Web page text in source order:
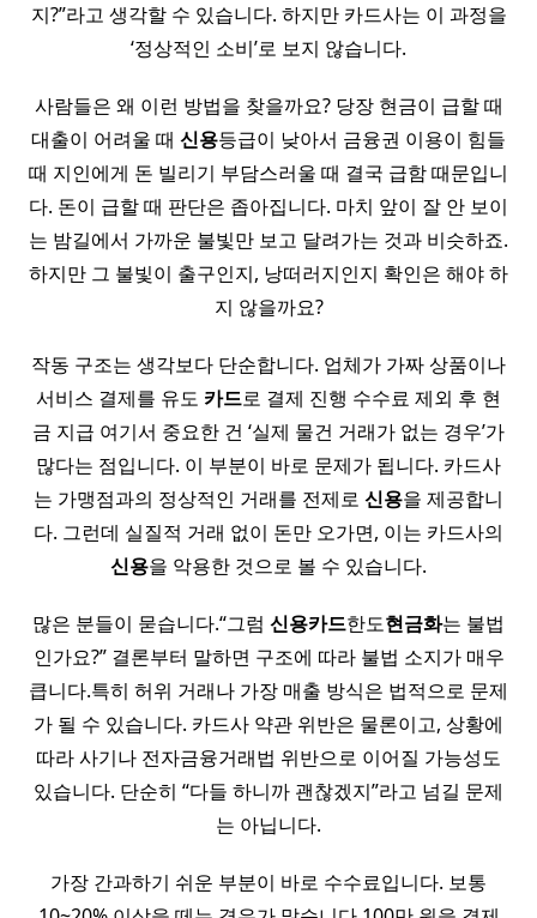
지?”라고 생각할 수 있습니다. 하지만 카드사는 이 과정을
‘정상적인 소비’로 보지 않습니다.
사람들은 왜 이런 방법을 찾을까요? 당장 현금이 급할 때
대출이 어려울 때 신용등급이 낮아서 금융권 이용이 힘들
때 지인에게 돈 빌리기 부담스러울 때 결국 급함 때문입니
다. 돈이 급할 때 판단은 좁아집니다. 마치 앞이 잘 안 보이
는 밤길에서 가까운 불빛만 보고 달려가는 것과 비슷하죠.
하지만 그 불빛이 출구인지, 낭떠러지인지 확인은 해야 하
지 않을까요?
작동 구조는 생각보다 단순합니다. 업체가 가짜 상품이나
서비스 결제를 유도 카드로 결제 진행 수수료 제외 후 현
금 지급 여기서 중요한 건 ‘실제 물건 거래가 없는 경우’가
많다는 점입니다. 이 부분이 바로 문제가 됩니다. 카드사
는 가맹점과의 정상적인 거래를 전제로 신용을 제공합니
다. 그런데 실질적 거래 없이 돈만 오가면, 이는 카드사의
신용을 악용한 것으로 볼 수 있습니다.
많은 분들이 묻습니다.“그럼 신용카드한도현금화는 불법
인가요?” 결론부터 말하면 구조에 따라 불법 소지가 매우
큽니다.특히 허위 거래나 가장 매출 방식은 법적으로 문제
가 될 수 있습니다. 카드사 약관 위반은 물론이고, 상황에
따라 사기나 전자금융거래법 위반으로 이어질 가능성도
있습니다. 단순히 “다들 하니까 괜찮겠지”라고 넘길 문제
는 아닙니다.
가장 간과하기 쉬운 부분이 바로 수수료입니다. 보통